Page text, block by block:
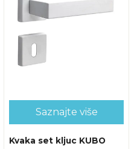
Saznajte više
Kvaka set kljuc KUBO